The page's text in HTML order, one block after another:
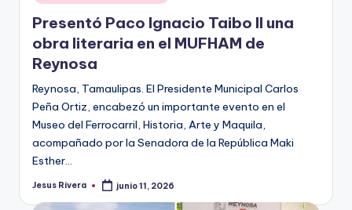
en
Presentó Paco Ignacio Taibo II una
obra literaria en el MUFHAM de
Reynosa
Reynosa, Tamaulipas. El Presidente Municipal Carlos
Peña Ortiz, encabezó un importante evento en el
Museo del Ferrocarril, Historia, Arte y Maquila,
acompañado por la Senadora de la República Maki
Esther…
Publicado
Jesus Rivera junio 11, 2026